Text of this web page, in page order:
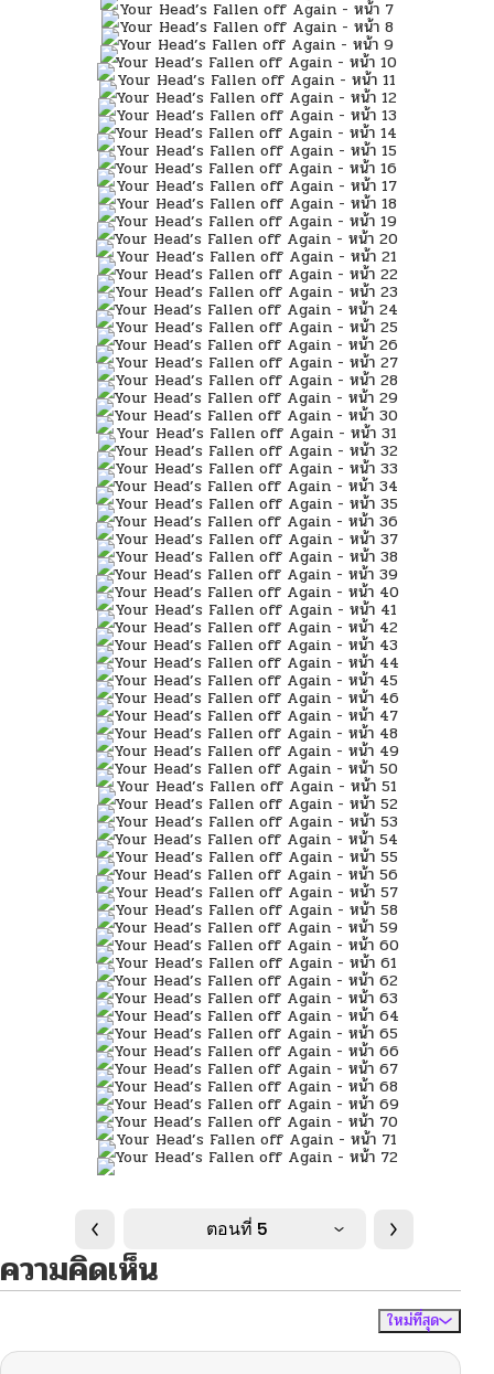
ตอนที่ 5
ความคิดเห็น
ใหม่ที่สุด